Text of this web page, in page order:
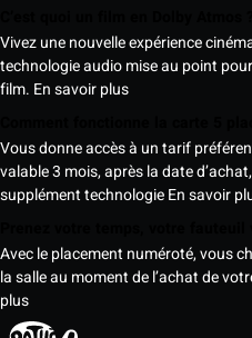
Vivez une nouvelle expérience
technologie audio mise au point
film. En savoir plus
Vous donne accès à un tarif
valable 3 mois, après la date
supplément technologieEn savoir
Avec le placement numéroté, vous
la salle au moment de l’achat de
plus